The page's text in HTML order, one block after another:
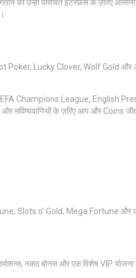
उन्हीं परिचित इंटरफ़ेस के ज़रिए
Lucky Clover, Wolf Gold और
Champions League, English
भविष्यवाणियों के ज़रिए आप और
Slots o’ Gold, Mega Fortune और
नकद बोनस और एक विशेष VIP